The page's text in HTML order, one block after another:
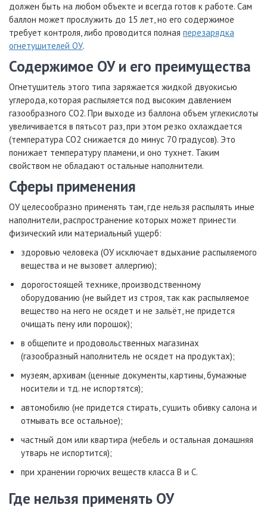
должен быть на любом объекте и всегда готов к работе. Сам
баллон может прослужить до 15 лет, но его содержимое
требует контроля, либо проводится полная перезарядка
огнетушителей ОУ.
Содержимое ОУ и его преимущества
Огнетушитель этого типа заряжается жидкой двуокисью
углерода, которая распыляется под высоким давлением
газообразного CO2. При выходе из баллона объем углекислоты
увеличивается в пятьсот раз, при этом резко охлаждается
(температура СО2 снижается до минус 70 градусов). Это
понижает температуру пламени, и оно тухнет. Таким
свойством не обладают остальные наполнители.
Сферы применения
ОУ целесообразно применять там, где нельзя распылять иные
наполнители, распространение которых может принести
физический или материальный ущерб:
здоровью человека (ОУ исключает вдыхание распыляемого
вещества и не вызовет аллергию);
дорогостоящей технике, производственному
оборудованию (не выйдет из строя, так как распыляемое
вещество на него не осядет и не зальёт, не придется
очищать пену или порошок);
в общепите и продовольственных магазинах
(газообразный наполнитель не осядет на продуктах);
музеям, архивам (ценные документы, картины, бумажные
носители и тд. не испортятся);
автомобилю (не придется стирать, сушить обивку салона и
отмывать все остальное);
частный дом или квартира (мебель и остальная домашняя
утварь не испортится);
при хранении горючих веществ класса В и С.
Где нельзя применять ОУ